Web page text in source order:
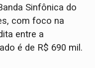
Sinfônica do
com foco na
entre a
é de R$ 690 mil.